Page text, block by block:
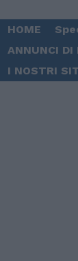
HOME
ANNUNCI DI
I NOSTRI